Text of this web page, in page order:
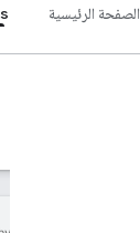
الصفحة الرئيسية